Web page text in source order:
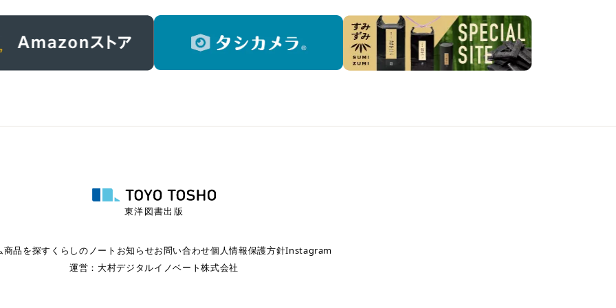
東洋図書出版
商品を探す くらしのノート お知らせお問い合わせ個人情報保護方針Instagram
運営： 大村デジタルイノベート株式会社